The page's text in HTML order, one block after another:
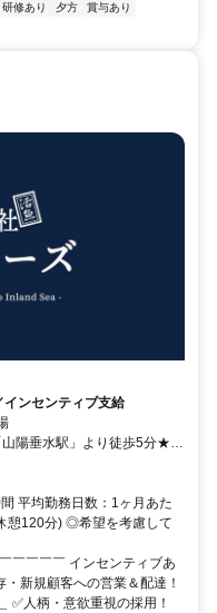
研修あり 夕方
賞与あり
ンセンティブ支給
陽垂水駅」より徒歩5分★マ
迎！無料の社員寮あり
平均勤務日数：1ヶ月あた
憩120分) ◎希望を考慮して
￣￣￣￣ インセンティブあ
新規顧客への営業＆配達！
✅人柄・意欲重視の採用！